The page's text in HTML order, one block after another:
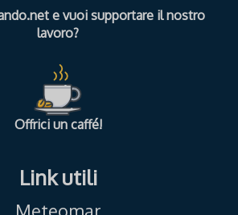
e vuoi supportare il nostro
lavoro?
Offrici un caffé!
Link utili
Meteomar